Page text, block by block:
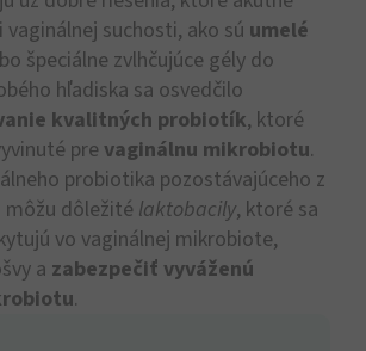
suchosti, ako sú umelé
špeciálne zvlhčujúce gély do
hľadiska sa osvedčilo
kvalitných probiotík, ktoré
pre vaginálnu mikrobiotu.
probiotika pozostávajúceho z
môžu dôležité laktobacily, ktoré sa
vo vaginálnej mikrobiote,
a zabezpečiť vyváženú
.